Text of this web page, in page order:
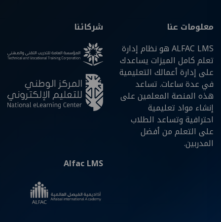
معلومات عنا
ALFAC LMS هو نظام إدارة
تعلم كامل الميزات يساعدك
على إدارة أعمالك التعليمية
في عدة ساعات. تساعد
هذه المنصة المعلمين على
إنشاء مواد تعليمية
احترافية وتساعد الطلاب
على التعلم من أفضل
المدربين.
شركائنا
Alfac LMS